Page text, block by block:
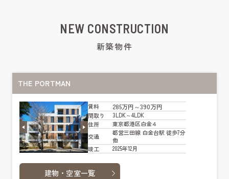
NEW CONSTRUCTION
新築物件
THE PORTMAN
賃料 285万円～390万円
間取り
3LDK～4LDK
住所
東京都港区白金４
交通
都営三田線 白金台駅 徒歩7分
他
竣工
2025年12月
建物・空室一覧